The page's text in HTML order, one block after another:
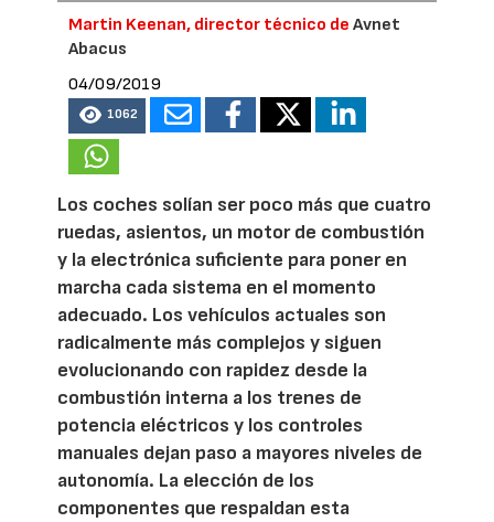
Martin Keenan, director técnico deAvnet
Abacus
04/09/2019
1062
Los coches solían ser poco más que cuatro
ruedas, asientos, un motor de combustión
y la electrónica suficiente para poner en
marcha cada sistema en el momento
adecuado. Los vehículos actuales son
radicalmente más complejos y siguen
evolucionando con rapidez desde la
combustión interna a los trenes de
potencia eléctricos y los controles
manuales dejan paso a mayores niveles de
autonomía. La elección de los
componentes que respaldan esta